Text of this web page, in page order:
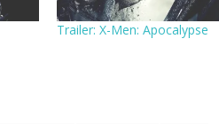
Trailer: X-Men: Apocalypse